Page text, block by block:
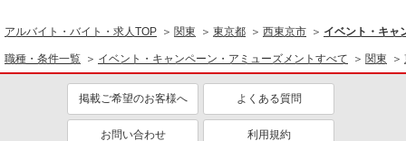
アルバイト・バイト・求人TOP 関東 東京都 西東京市 イベント・キャ
職種・条件一覧 イベント・キャンペーン・アミューズメントすべて 関東
掲載ご希望のお客様へ よくある質問
お問い合わせ 利用規約